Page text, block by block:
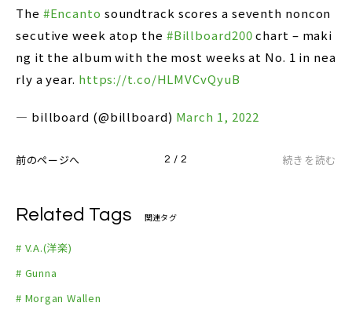
The #Encanto soundtrack scores a seventh noncon
secutive week atop the #Billboard200chart – maki
ng it the album with the most weeks at No. 1 in nea
rly a year. https://t.co/HLMVCvQyuB
— billboard (@billboard) March 1, 2022
前のページへ 2 / 2 続きを読む
Related Tags 関連タグ
# V.A.(洋楽)
# Gunna
# Morgan Wallen